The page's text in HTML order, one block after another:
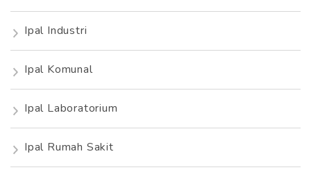
Ipal Industri
Ipal Komunal
Ipal Laboratorium
Ipal Rumah Sakit